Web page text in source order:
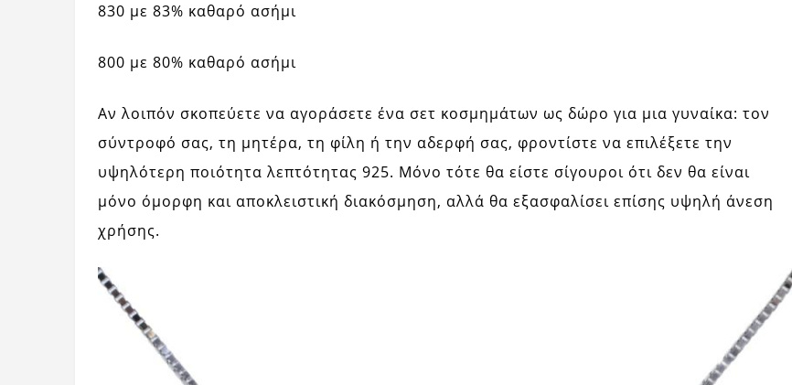
830 με 83% καθαρό ασήμι
800 με 80% καθαρό ασήμι
Αν λοιπόν σκοπεύετε να αγοράσετε ένα σετ κοσμημάτων ως δώρο για μια γυναίκα: τον
σύντροφό σας, τη μητέρα, τη φίλη ή την αδερφή σας, φροντίστε να επιλέξετε την
υψηλότερη ποιότητα λεπτότητας 925. Μόνο τότε θα είστε σίγουροι ότι δεν θα είναι
μόνο όμορφη και αποκλειστική διακόσμηση, αλλά θα εξασφαλίσει επίσης υψηλή άνεση
χρήσης.